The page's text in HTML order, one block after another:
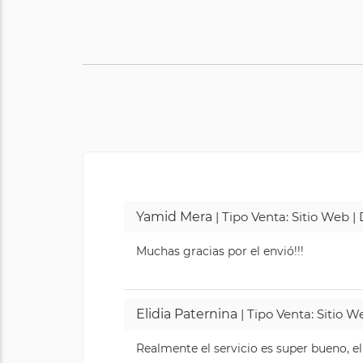
Yamid Mera | Tipo Venta: Sitio Web
Muchas gracias por el envió!!!
Elidia Paternina | Tipo Venta: Sitio
Realmente el servicio es super bueno,